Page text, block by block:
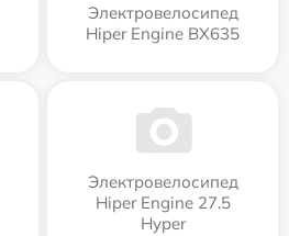
Электровелосипед
Hiper Engine BX635
Электровелосипед
Hiper Engine 27.5
Нyper